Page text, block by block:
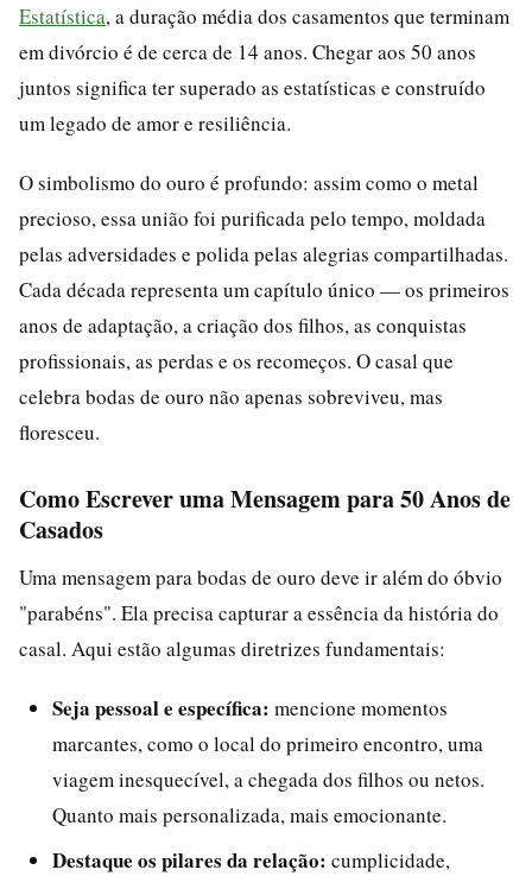
Estatística, a duração média dos casamentos que terminam
em divórcio é de cerca de 14 anos. Chegar aos 50 anos
juntos significa ter superado as estatísticas e construído
um legado de amor e resiliência.
O simbolismo do ouro é profundo: assim como o metal
precioso, essa união foi purificada pelo tempo, moldada
pelas adversidades e polida pelas alegrias compartilhadas.
Cada década representa um capítulo único — os primeiros
anos de adaptação, a criação dos filhos, as conquistas
profissionais, as perdas e os recomeços. O casal que
celebra bodas de ouro não apenas sobreviveu, mas
floresceu.
Como Escrever uma Mensagem para 50 Anos de
Casados
Uma mensagem para bodas de ouro deve ir além do óbvio
"parabéns". Ela precisa capturar a essência da história do
casal. Aqui estão algumas diretrizes fundamentais:
Seja pessoal e específica: mencione momentos
marcantes, como o local do primeiro encontro, uma
viagem inesquecível, a chegada dos filhos ou netos.
Quanto mais personalizada, mais emocionante.
Destaque os pilares da relação: cumplicidade,